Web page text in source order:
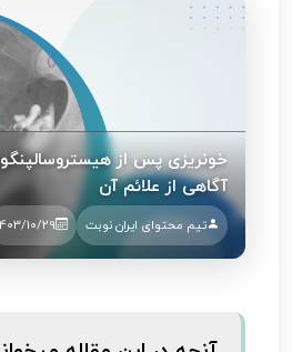
خونریزی پس از
آگاهی از علائم آن
تیم محتوای ایران نوبت 10/29